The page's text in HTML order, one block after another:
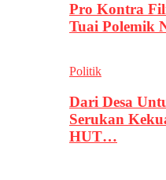
Pro Kontra
Tuai Polemik
Politik
Dari Desa
Serukan
HUT…